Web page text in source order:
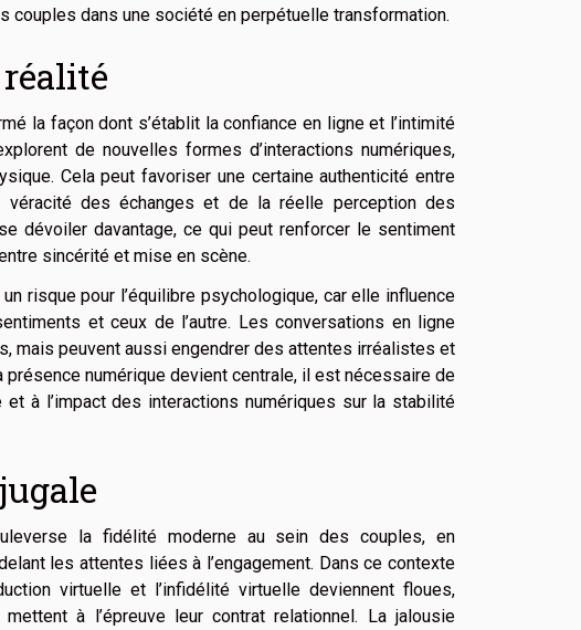
couples dans une société en perpétuelle transformation.
la façon dont s’établit la confiance en ligne et l’intimité
de nouvelles formes d’interactions numériques,
Cela peut favoriser une certaine authenticité entre
des échanges et de la réelle perception des
dévoiler davantage, ce qui peut renforcer le sentiment
sincérité et mise en scène.
risque pour l’équilibre psychologique, car elle influence
et ceux de l’autre. Les conversations en ligne
mais peuvent aussi engendrer des attentes irréalistes et
numérique devient centrale, il est nécessaire de
à l’impact des interactions numériques sur la stabilité
la fidélité moderne au sein des couples, en
les attentes liées à l’engagement. Dans ce contexte
virtuelle et l’infidélité virtuelle deviennent floues,
à l’épreuve leur contrat relationnel. La jalousie